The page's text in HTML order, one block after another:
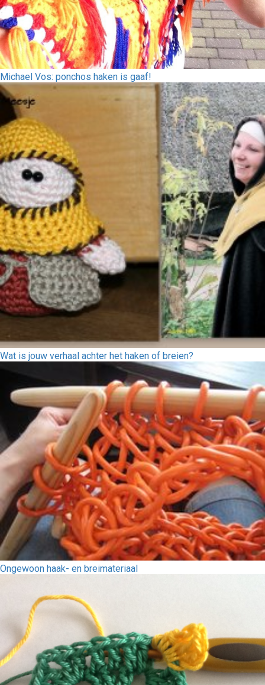
Michael Vos: ponchos haken is gaaf!
Wat is jouw verhaal achter het haken of breien?
Ongewoon haak- en breimateriaal